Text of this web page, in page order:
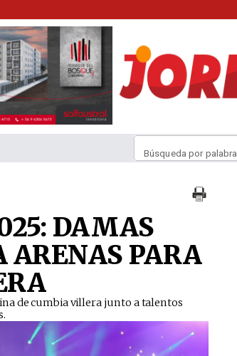
Búsqueda por palabra
DAMAS
ARENAS PARA
de cumbia villera junto a talentos